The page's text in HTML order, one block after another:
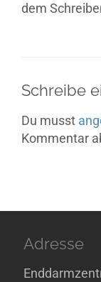
dem
Schreibe
Du musst
Kommentar
Adresse